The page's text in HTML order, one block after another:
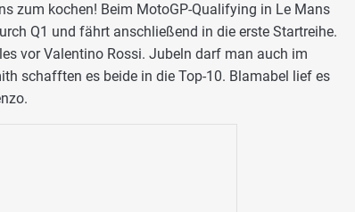
zum kochen! Beim MotoGP-Qualifying in Le Mans
Q1 und fährt anschließend in die erste Startreihe.
vor Valentino Rossi. Jubeln darf man auch im
schafften es beide in die Top-10. Blamabel lief es